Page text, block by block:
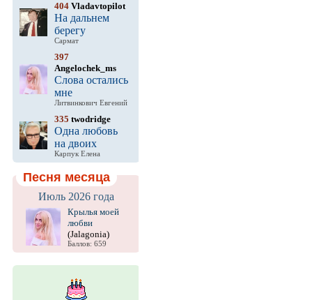
404 Vladavtopilot
На дальнем
берегу
Сармат
397
Angelochek_ms
Слова остались
мне
Литвинкович Евгений
335 twodridge
Одна любовь
на двоих
Карпук Елена
Песня месяца
Июль 2026 года
Крылья моей
любви
(Jalagonia)
Баллов: 659